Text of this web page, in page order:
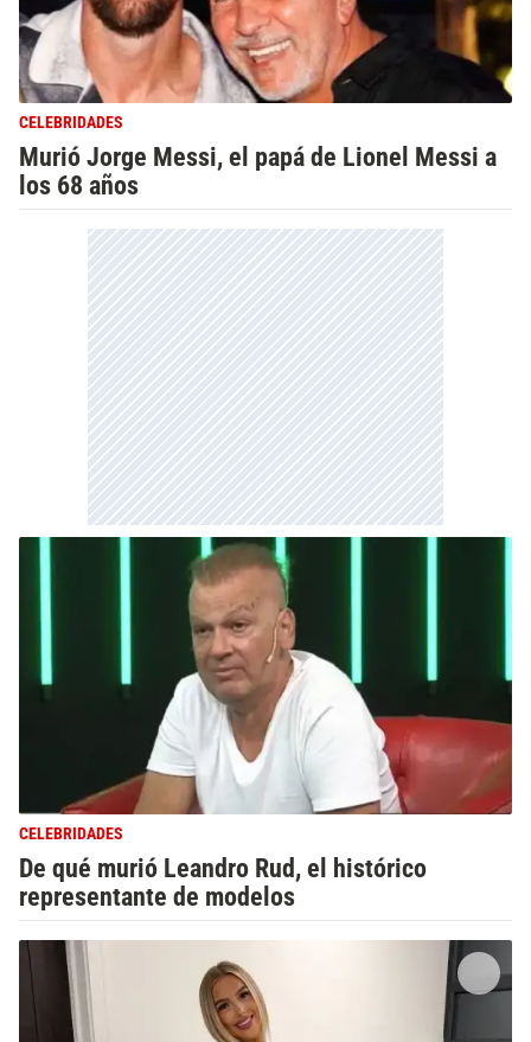
CELEBRIDADES
Murió Jorge Messi, el papá de Lionel Messi a
los 68 años
CELEBRIDADES
De qué murió Leandro Rud, el histórico
representante de modelos